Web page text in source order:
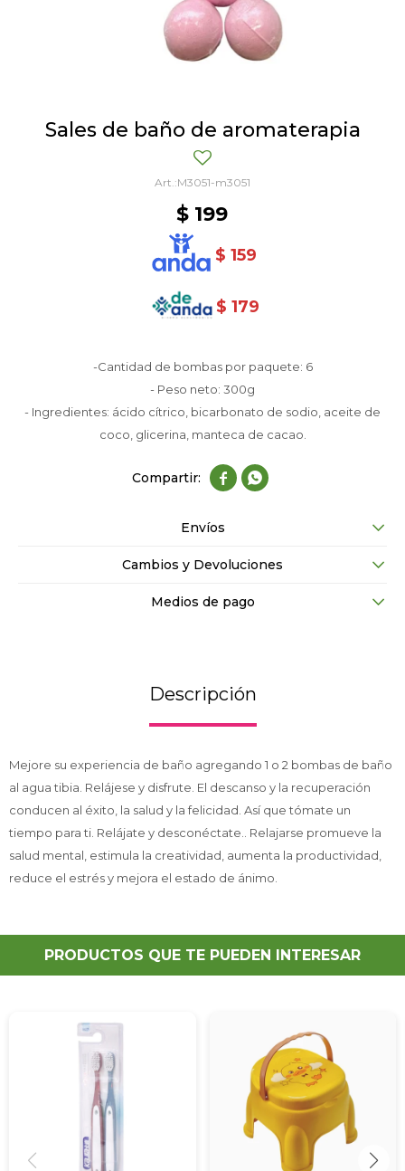
Sales de baño de aromaterapia
M3051-m3051
$ 199
$ 159
$ 179
-Cantidad de bombas por paquete: 6
- Peso neto: 300g
- Ingredientes: ácido cítrico, bicarbonato de sodio, aceite de
coco, glicerina, manteca de cacao.
 
Envíos
Cambios y Devoluciones
Medios de pago
Descripción
Mejore su experiencia de baño agregando 1 o 2 bombas de baño
al agua tibia. Relájese y disfrute. El descanso y la recuperación
conducen al éxito, la salud y la felicidad. Así que tómate un
tiempo para ti. Relájate y desconéctate.. Relajarse promueve la
salud mental, estimula la creatividad, aumenta la productividad,
reduce el estrés y mejora el estado de ánimo.
PRODUCTOS QUE TE PUEDEN INTERESAR